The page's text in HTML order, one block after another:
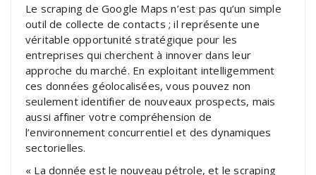
Le scraping de Google Maps n’est pas qu’un simple
outil de collecte de contacts ; il représente une
véritable opportunité stratégique pour les
entreprises qui cherchent à innover dans leur
approche du marché. En exploitant intelligemment
ces données géolocalisées, vous pouvez non
seulement identifier de nouveaux prospects, mais
aussi affiner votre compréhension de
l’environnement concurrentiel et des dynamiques
sectorielles.
« La donnée est le nouveau pétrole, et le scraping